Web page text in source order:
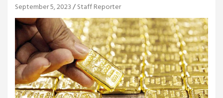
September 5, 2023 Staff Reporter